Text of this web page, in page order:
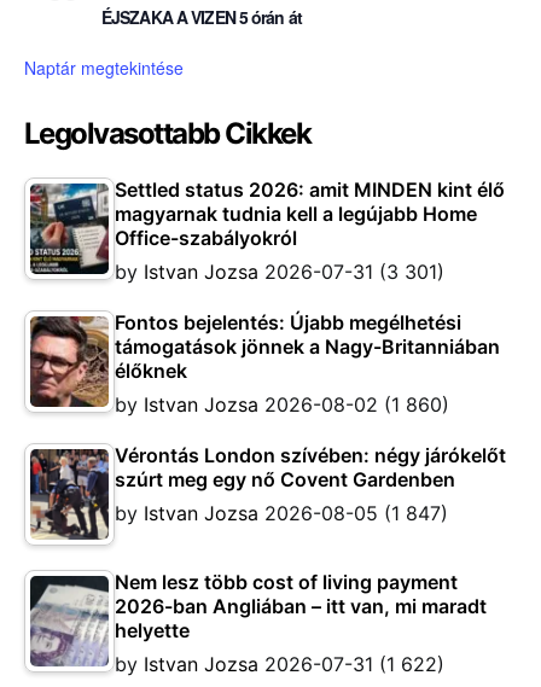
ÉJSZAKA A VIZEN 5 órán át
Naptár megtekintése
Legolvasottabb Cikkek
Settled status 2026: amit MINDEN kint élő
magyarnak tudnia kell a legújabb Home
Office-szabályokról
by Istvan Jozsa 2026-07-31 (3 301)
Fontos bejelentés: Újabb megélhetési
támogatások jönnek a Nagy-Britanniában
élőknek
by Istvan Jozsa 2026-08-02 (1 860)
Vérontás London szívében: négy járókelőt
szúrt meg egy nő Covent Gardenben
by Istvan Jozsa 2026-08-05 (1 847)
Nem lesz több cost of living payment
2026-ban Angliában – itt van, mi maradt
helyette
by Istvan Jozsa 2026-07-31 (1 622)